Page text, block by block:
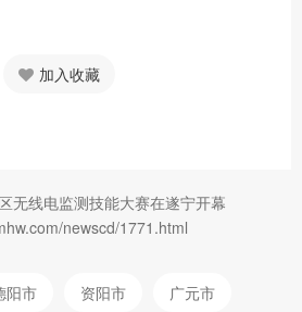
加入收藏
无线电监测技能大赛在遂宁开幕
newscd/1771.html
阳市 资阳市
广元市